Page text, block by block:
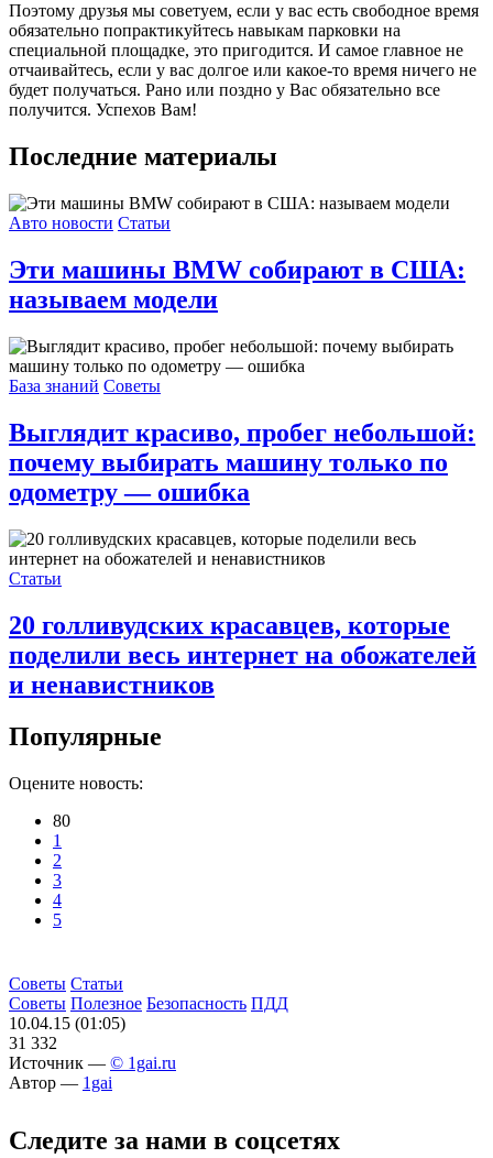
Поэтому друзья мы советуем, если у вас есть свободное время
обязательно попрактикуйтесь навыкам парковки на
специальной площадке, это пригодится. И самое главное не
отчаивайтесь, если у вас долгое или какое-то время ничего не
будет получаться. Рано или поздно у Вас обязательно все
получится. Успехов Вам!
Последние материалы
Авто новости Статьи
Эти машины BMW собирают в США:
называем модели
База знаний Советы
Выглядит красиво, пробег небольшой:
почему выбирать машину только по
одометру — ошибка
Статьи
20 голливудских красавцев, которые
поделили весь интернет на обожателей
и ненавистников
Популярные
Оцените новость:
80
1
2
3
4
5
Советы Статьи
Советы Полезное Безопасность ПДД
10.04.15 (01:05)
31 332
Источник — © 1gai.ru
Автор — 1gai
Следите за нами в соцсетях